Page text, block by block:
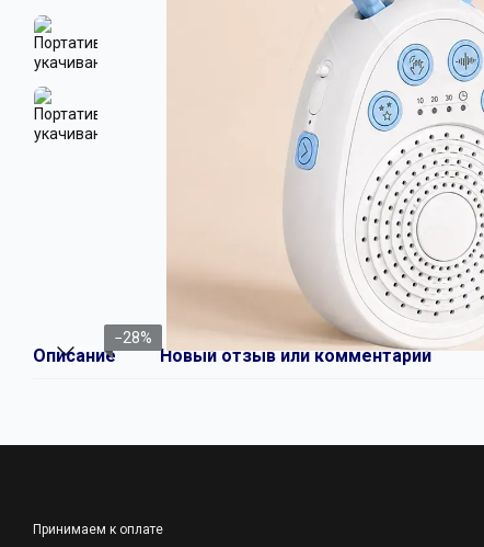
−28%
Описание Новый отзыв или комментарий
Принимаем к оплате